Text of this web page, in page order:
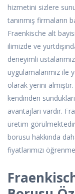
hizmetini sizlere
tanınmış firmaların
Fraenkische alt
ilimizde ve
deneyimli
uygulamalarımız ile
olarak yerini almıştır.
kendinden
avantajları vardır.
üretim
borusu hakkında
fiyatlarımızı